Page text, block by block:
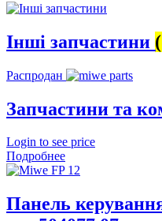
Інші запчастини
Распродан
Запчастини та
Login to see price
Подробнее
Панель